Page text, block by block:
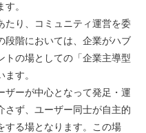
。
たり、コミュニティ運営を委
段階においては、企業がハブ
トの場としての「企業主導型
す。
ザーが中心となって発足・運
さず、ユーザー同士が自主的
する場となります。この場